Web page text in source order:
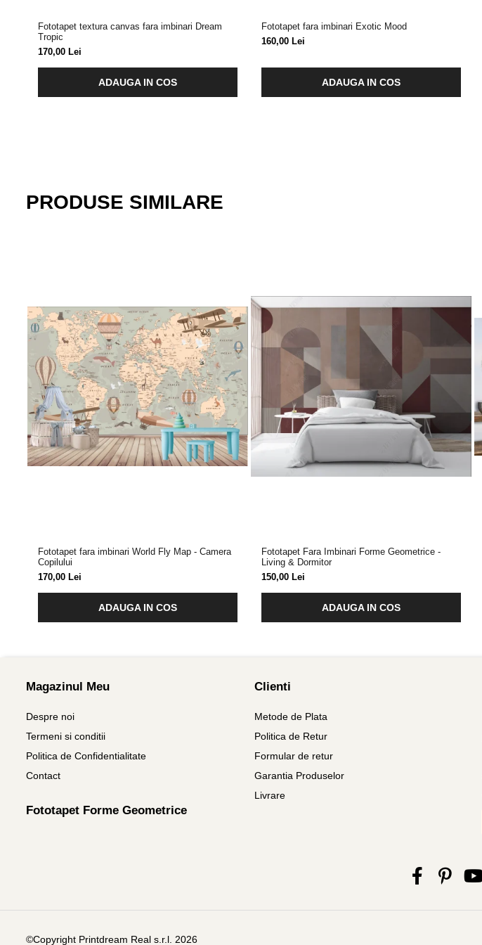
Fototapet textura canvas fara imbinari Dream
Tropic
170,00 Lei
ADAUGA IN COS
Fototapet fara imbinari Exotic Mood
160,00 Lei
ADAUGA IN COS
PRODUSE SIMILARE
Fototapet fara imbinari World Fly Map - Camera
Copilului
170,00 Lei
ADAUGA IN COS
Fototapet Fara Imbinari Forme Geometrice -
Living & Dormitor
150,00 Lei
ADAUGA IN COS
Magazinul Meu
Despre noi
Termeni si conditii
Politica de Confidentialitate
Contact
Fototapet Forme Geometrice
Clienti
Metode de Plata
Politica de Retur
Formular de retur
Garantia Produselor
Livrare
©Copyright Printdream Real s.r.l. 2026